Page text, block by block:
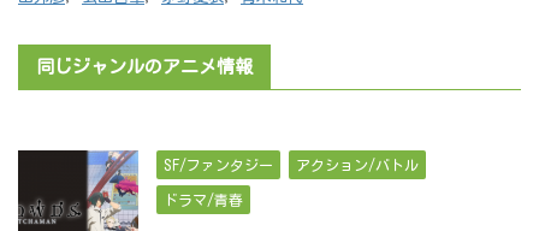
同じジャンルのアニメ情報
SF/ファンタジー アクション/バトル
ドラマ/青春